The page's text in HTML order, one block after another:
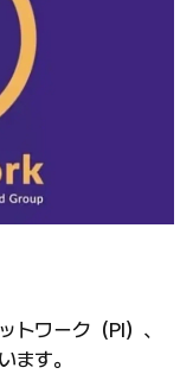
トワーク（PI）、
ます。